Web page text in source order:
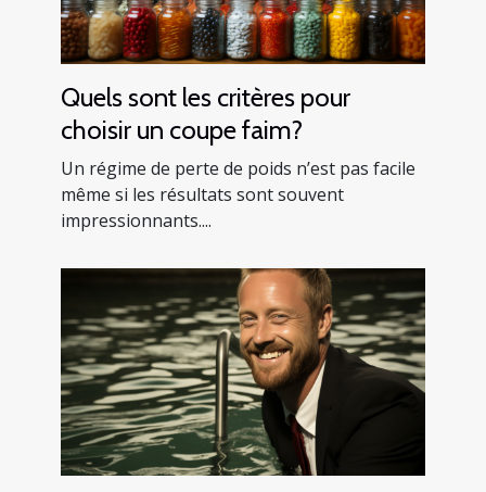
Quels sont les critères pour
choisir un coupe faim?
Un régime de perte de poids n’est pas facile
même si les résultats sont souvent
impressionnants....